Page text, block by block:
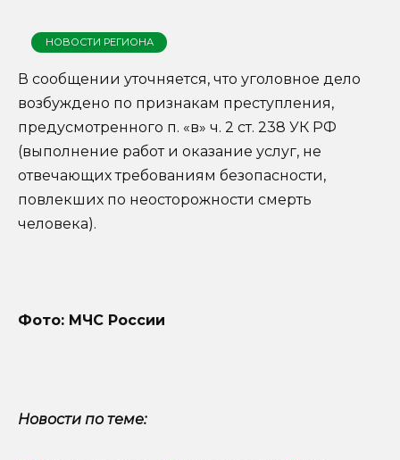
НОВОСТИ РЕГИОНА
В сообщении уточняется, что уголовное дело
возбуждено по признакам преступления,
предусмотренного п. «в» ч. 2 ст. 238 УК РФ
(выполнение работ и оказание услуг, не
отвечающих требованиям безопасности,
повлекших по неосторожности смерть
человека).
Фото: МЧС России
Новости по теме: